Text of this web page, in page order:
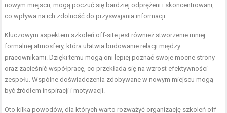
nowym miejscu, mogą poczuć się bardziej odprężeni i skoncentrowani,
co wpływa na ich zdolność do przyswajania informacji.
Kluczowym aspektem szkoleń off-site jest również stworzenie mniej
formalnej atmosfery, która ułatwia budowanie relacji między
pracownikami. Dzięki temu mogą oni lepiej poznać swoje mocne strony
oraz zacieśnić współpracę, co przekłada się na wzrost efektywności
zespołu. Wspólne doświadczenia zdobywane w nowym miejscu mogą
być źródłem inspiracji i motywacji.
Oto kilka powodów, dla których warto rozważyć organizację szkoleń off-